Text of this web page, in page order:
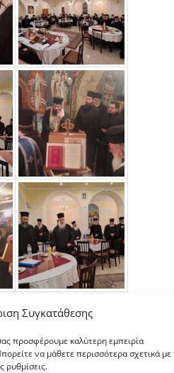
Συγκατάθεσης
προσφέρουμε καλύτερη εμπειρία
να μάθετε περισσότερα σχετικά με
ρυθμίσεις.
ΣΕΡΡΩΝ ΚΑΙ ΝΙΓΡΙΤΗΣ